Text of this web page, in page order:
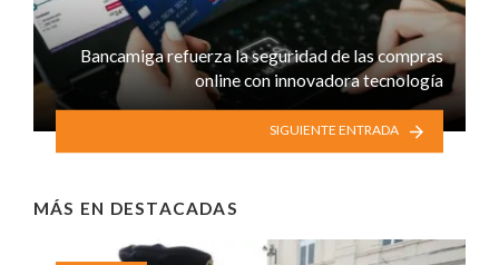
Bancamiga refuerza la seguridad de las compras
online con innovadora tecnología
SIGUIENTE ENTRADA
MÁS EN DESTACADAS